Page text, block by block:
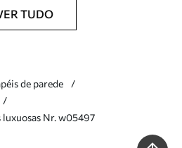
TUDO
de parede
luxuosas Nr. w05497